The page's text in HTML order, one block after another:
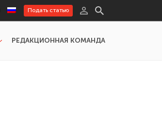
Подать статью
РЕДАКЦИОННАЯ КОМАНДА